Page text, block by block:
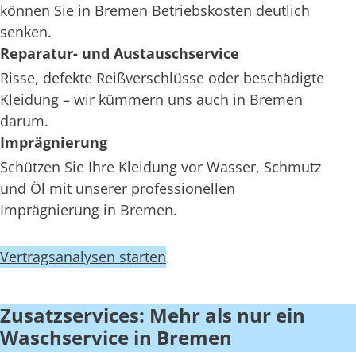
können Sie in Bremen Betriebskosten deutlich
senken.
Reparatur- und Austauschservice
Risse, defekte Reißverschlüsse oder beschädigte
Kleidung – wir kümmern uns auch in Bremen
darum.
Imprägnierung
Schützen Sie Ihre Kleidung vor Wasser, Schmutz
und Öl mit unserer professionellen
Imprägnierung in Bremen.
Vertragsanalysen starten
Zusatzservices: Mehr als nur ein
Waschservice in Bremen